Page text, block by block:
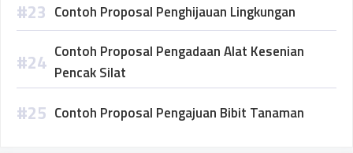
Contoh Proposal Penghijauan Lingkungan
Contoh Proposal Pengadaan Alat Kesenian
Pencak Silat
Contoh Proposal Pengajuan Bibit Tanaman